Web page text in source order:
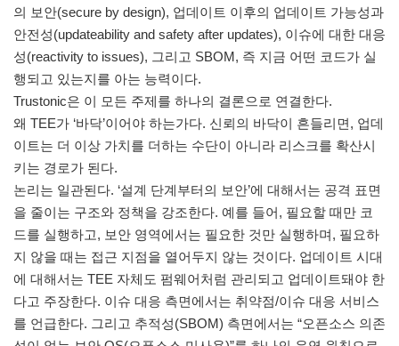
의 보안(secure by design), 업데이트 이후의 업데이트 가능성과
안전성(updateability and safety after updates), 이슈에 대한 대응
성(reactivity to issues), 그리고 SBOM, 즉 지금 어떤 코드가 실
행되고 있는지를 아는 능력이다.
Trustonic은 이 모든 주제를 하나의 결론으로 연결한다.
왜 TEE가 ‘바닥’이어야 하는가다. 신뢰의 바닥이 흔들리면, 업데
이트는 더 이상 가치를 더하는 수단이 아니라 리스크를 확산시
키는 경로가 된다.
논리는 일관된다. ‘설계 단계부터의 보안’에 대해서는 공격 표면
을 줄이는 구조와 정책을 강조한다. 예를 들어, 필요할 때만 코
드를 실행하고, 보안 영역에서는 필요한 것만 실행하며, 필요하
지 않을 때는 접근 지점을 열어두지 않는 것이다. 업데이트 시대
에 대해서는 TEE 자체도 펌웨어처럼 관리되고 업데이트돼야 한
다고 주장한다. 이슈 대응 측면에서는 취약점/이슈 대응 서비스
를 언급한다. 그리고 추적성(SBOM) 측면에서는 “오픈소스 의존